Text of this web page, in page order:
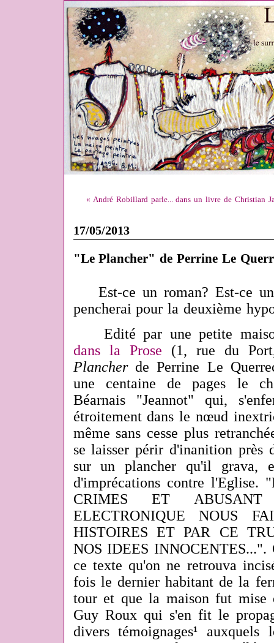
« André Robillard parle... dans un livre de Christian
17/05/2013
"Le Plancher" de Perrine Le
Est-ce un roman? Est-ce
pencherai pour la deuxième
Edité par une petite
dans la Prose (1, rue du
Plancherde Perrine Le
une centaine de pages le
Béarnais "Jeannot" qui,
étroitement dans le nœud
même sans cesse plus
se laisser périr d'inanition près
sur un plancher qu'il grava,
d'imprécations contre l'Eglise.
CRIMES ET
ELECTRONIQUE NOUS
HISTOIRES ET PAR CE
NOS IDEES INNOCENTES...".
ce texte qu'on ne retrouva
fois le dernier habitant de la
tour et que la maison fut
Guy Roux qui s'en fit le
divers témoignages¹